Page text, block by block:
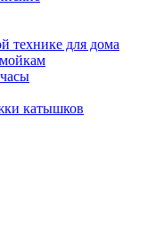
технике для дома
катышков